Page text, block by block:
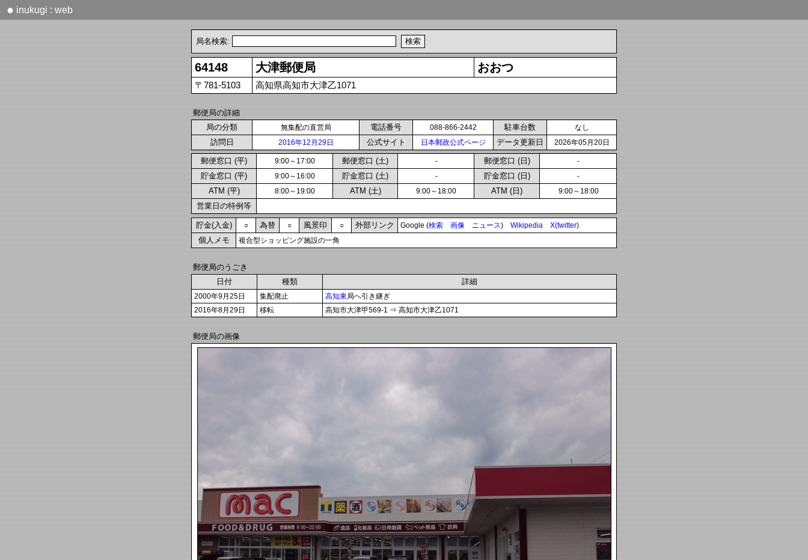
● inukugi : web
局名検索:
64148 大津郵便局 おおつ
〒781-5103 高知県高知市大津乙1071
郵便局の詳細
局の分類
無集配の直営局 電話番号 088-866-2442 駐車台数 なし
訪問日 2016年12月29日 公式サイト 日本郵政公式ページ データ更新日 2026年05月20日
郵便窓口 (平) 9:00～17:00 郵便窓口 (土) - 郵便窓口 (日) -
貯金窓口 (平) 9:00～16:00 貯金窓口 (土) - 貯金窓口 (日) -
ATM (平) 8:00～19:00 ATM (土) 9:00～18:00 ATM (日) 9:00～18:00
営業日の特例等
貯金(入金) ○ 為替 ○ 風景印 ○ 外部リンク Google (検索 画像 ニュース) Wikipedia X(twitter)
個人メモ 複合型ショッピング施設の一角
郵便局のうごき
日付
種類 詳細
2000年9月25日 集配廃止 高知東局へ引き継ぎ
2016年8月29日
移転 高知市大津甲569-1 ⇒ 高知市大津乙1071
郵便局の画像